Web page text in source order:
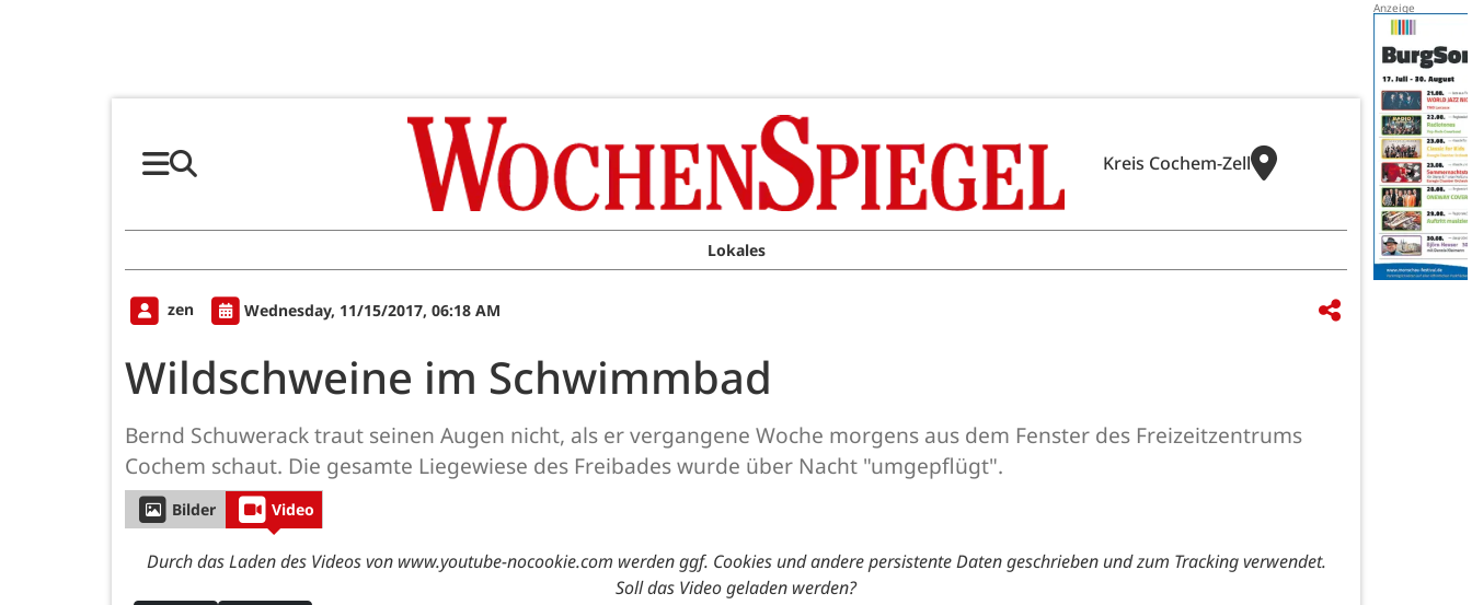
Kreis Cochem-Zell
Lokales
zen Wednesday, 11/15/2017, 06:18 AM
Wildschweine im Schwimmbad
Bernd Schuwerack traut seinen Augen nicht, als er vergangene Woche morgens aus dem Fenster des Freizeitzentrums
Cochem schaut. Die gesamte Liegewiese des Freibades wurde über Nacht "umgepflügt".
Bilder Video
Durch das Laden des Videos von www.youtube-nocookie.com werden ggf. Cookies und andere persistente Daten geschrieben und zum Tracking verwendet.
Soll das Video geladen werden?